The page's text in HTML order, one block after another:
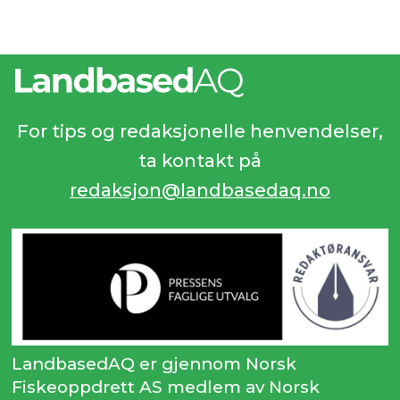
For tips og redaksjonelle henvendelser,
ta kontakt på
redaksjon@landbasedaq.no
LandbasedAQ er gjennom Norsk
Fiskeoppdrett AS medlem av Norsk